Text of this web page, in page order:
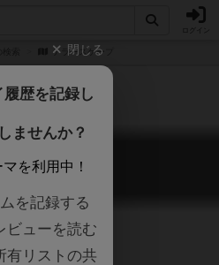
テラースケープ
スケープ
閉じる
歴を記録し
ませんか？
を利用中！
を記録する
ビューを読む
有リストの共